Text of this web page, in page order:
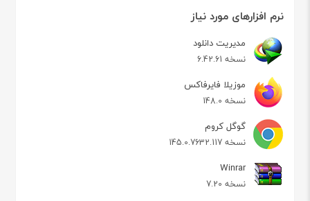
نرم افزارهای مورد نیاز
مدیریت دانلود
نسخه 6.42.61
موزیلا فایرفاکس
نسخه 148.0
گوگل کروم
نسخه 145.0.7632.117
Winrar
نسخه 7.20